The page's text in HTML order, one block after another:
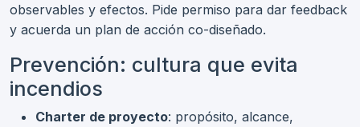
observables y efectos. Pide permiso para dar feedback
y acuerda un plan de acción co-diseñado.
Prevención: cultura que evita
incendios
Charter de proyecto: propósito, alcance,